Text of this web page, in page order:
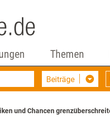
Themen
Beiträge
und Chancen